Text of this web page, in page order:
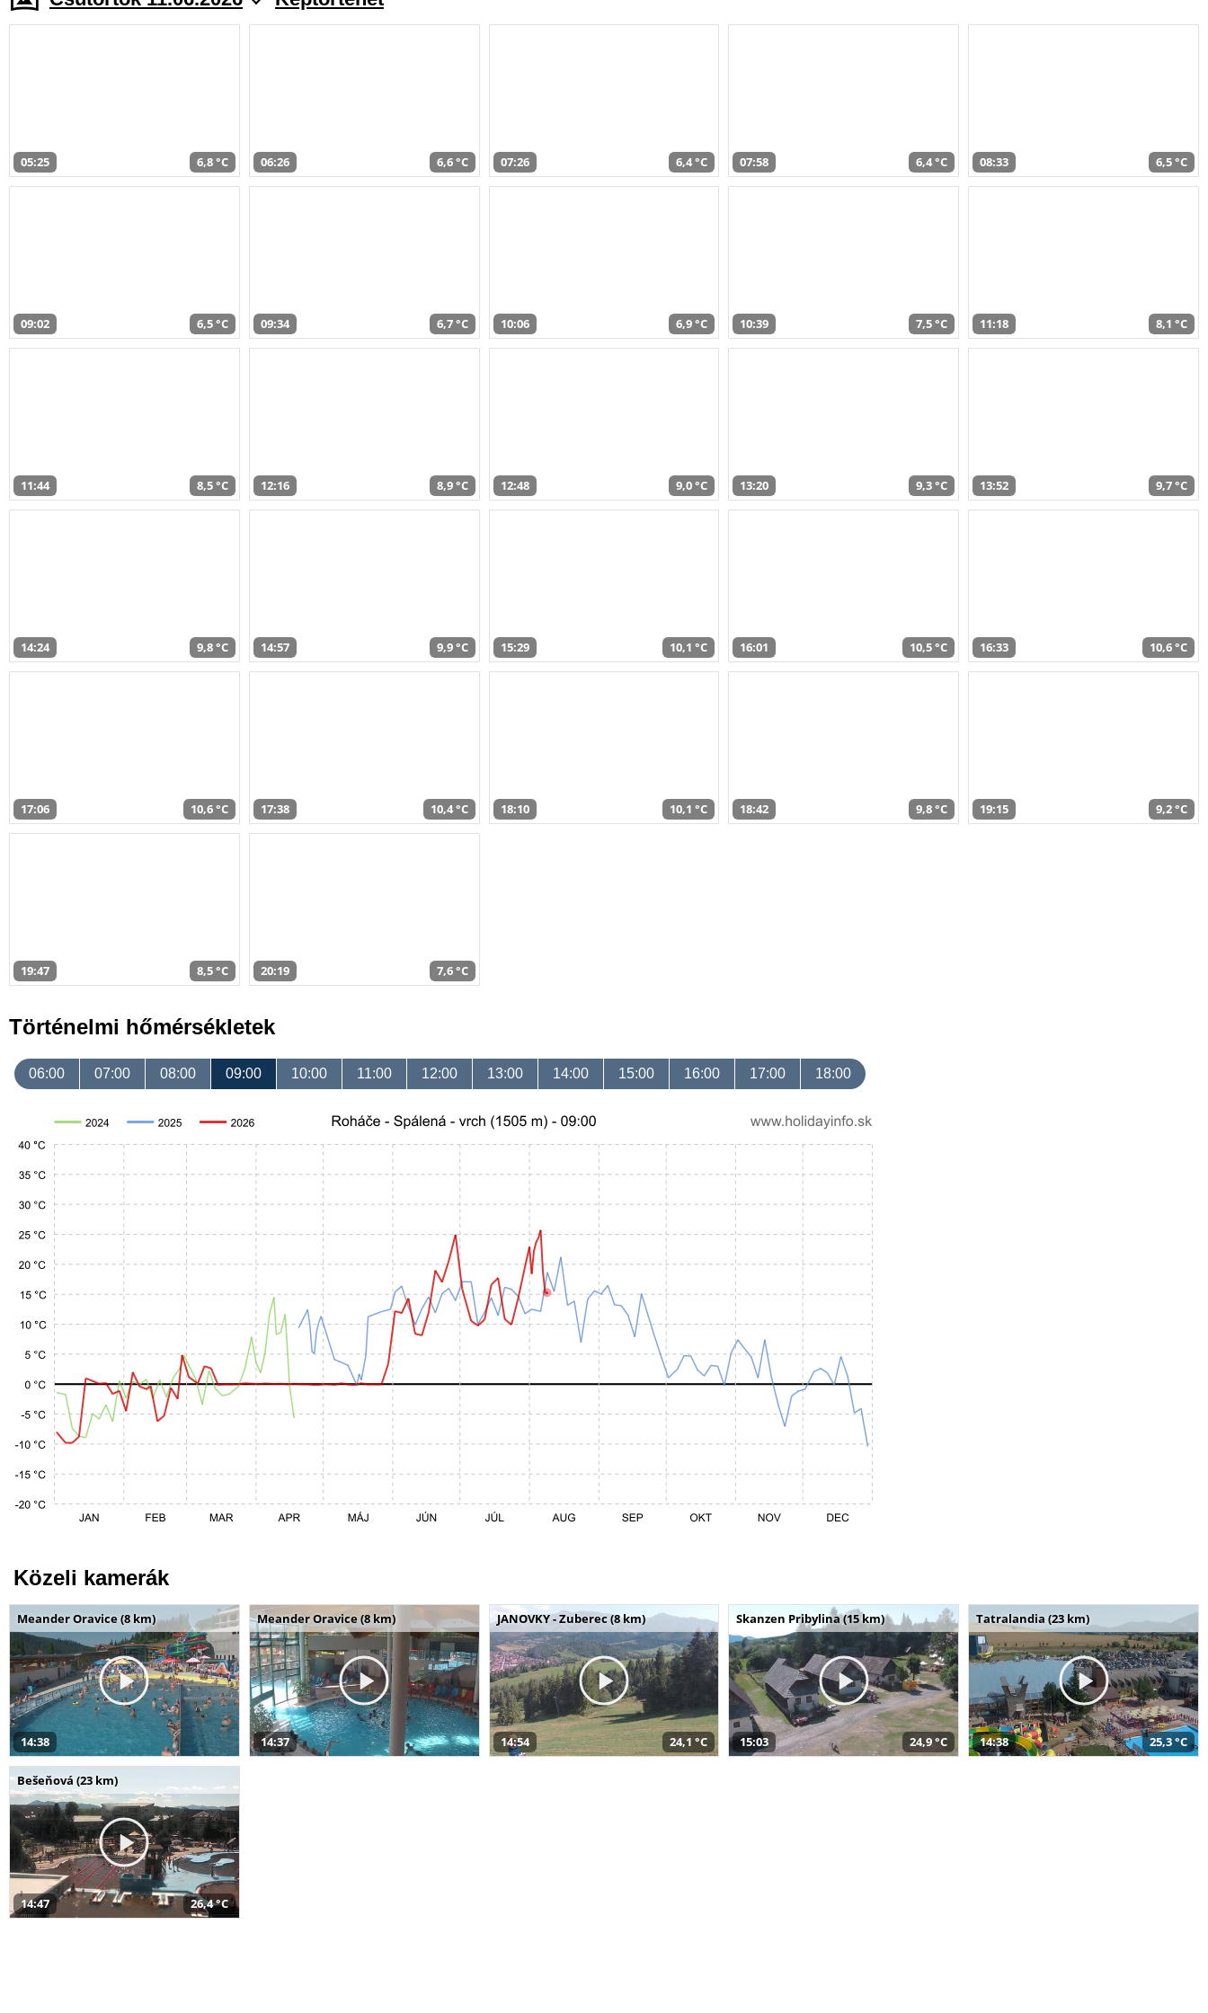
05:25 6,8 °C 06:26 6,6 °C 07:26 6,4 °C 07:58 6,4 °C 08:33 6,5 °C
09:02 6,5 °C 09:34 6,7 °C 10:06 6,9 °C 10:39 7,5 °C 11:18 8,1 °C
11:44 8,5 °C 12:16 8,9 °C 12:48 9,0 °C 13:20 9,3 °C 13:52 9,7 °C
14:24 9,8 °C 14:57 9,9 °C 15:29 10,1 °C 16:01 10,5 °C 16:33 10,6 °C
17:06 10,6 °C 17:38 10,4 °C 18:10 10,1 °C 18:42 9,8 °C 19:15 9,2 °C
19:47 8,5 °C 20:19 7,6 °C
Történelmi hőmérsékletek
06:00 07:00 08:00 09:00 10:00 11:00 12:00 13:00 14:00 15:00 16:00 17:00 18:00
Közeli kamerák
Meander Oravice (8 km)
14:38
Meander Oravice (8 km)
14:37
JANOVKY - Zuberec (8 km)
14:54 24,1 °C
Skanzen Pribylina (15 km)
15:03 24,9 °C
Tatralandia (23 km)
14:38 25,3 °C
Bešeňová (23 km)
14:47 26,4 °C